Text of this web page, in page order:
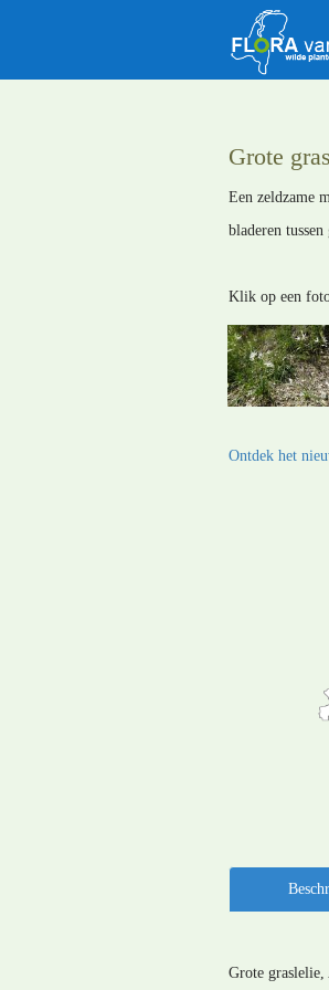
Grote
Een zeldzame
bladeren
Klik op een
Ontdek het
Grote